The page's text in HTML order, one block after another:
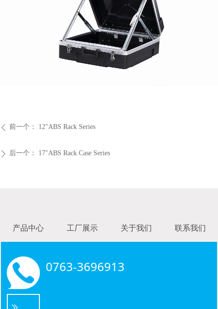
ꄴ 前一个： 12"ABS Rack Series
ꄲ 后一个： 17"ABS Rack Case Series
0763-3696913
产品中心 工厂展示 关于我们 联系我们